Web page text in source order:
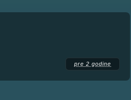
pre 2 godine